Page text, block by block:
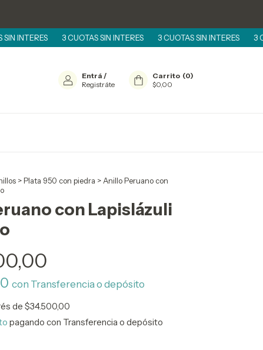
3 CUOTAS SIN INTERES 3 CUOTAS SIN INTERES 3 CUOTAS
Entrá /
Registráte
Carrito (0)
$0,00
> Plata 950 con piedra > Anillo Peruano con
con Lapislázuli
con Transferencia o depósito
de $34.500,00
pagando con Transferencia o depósito